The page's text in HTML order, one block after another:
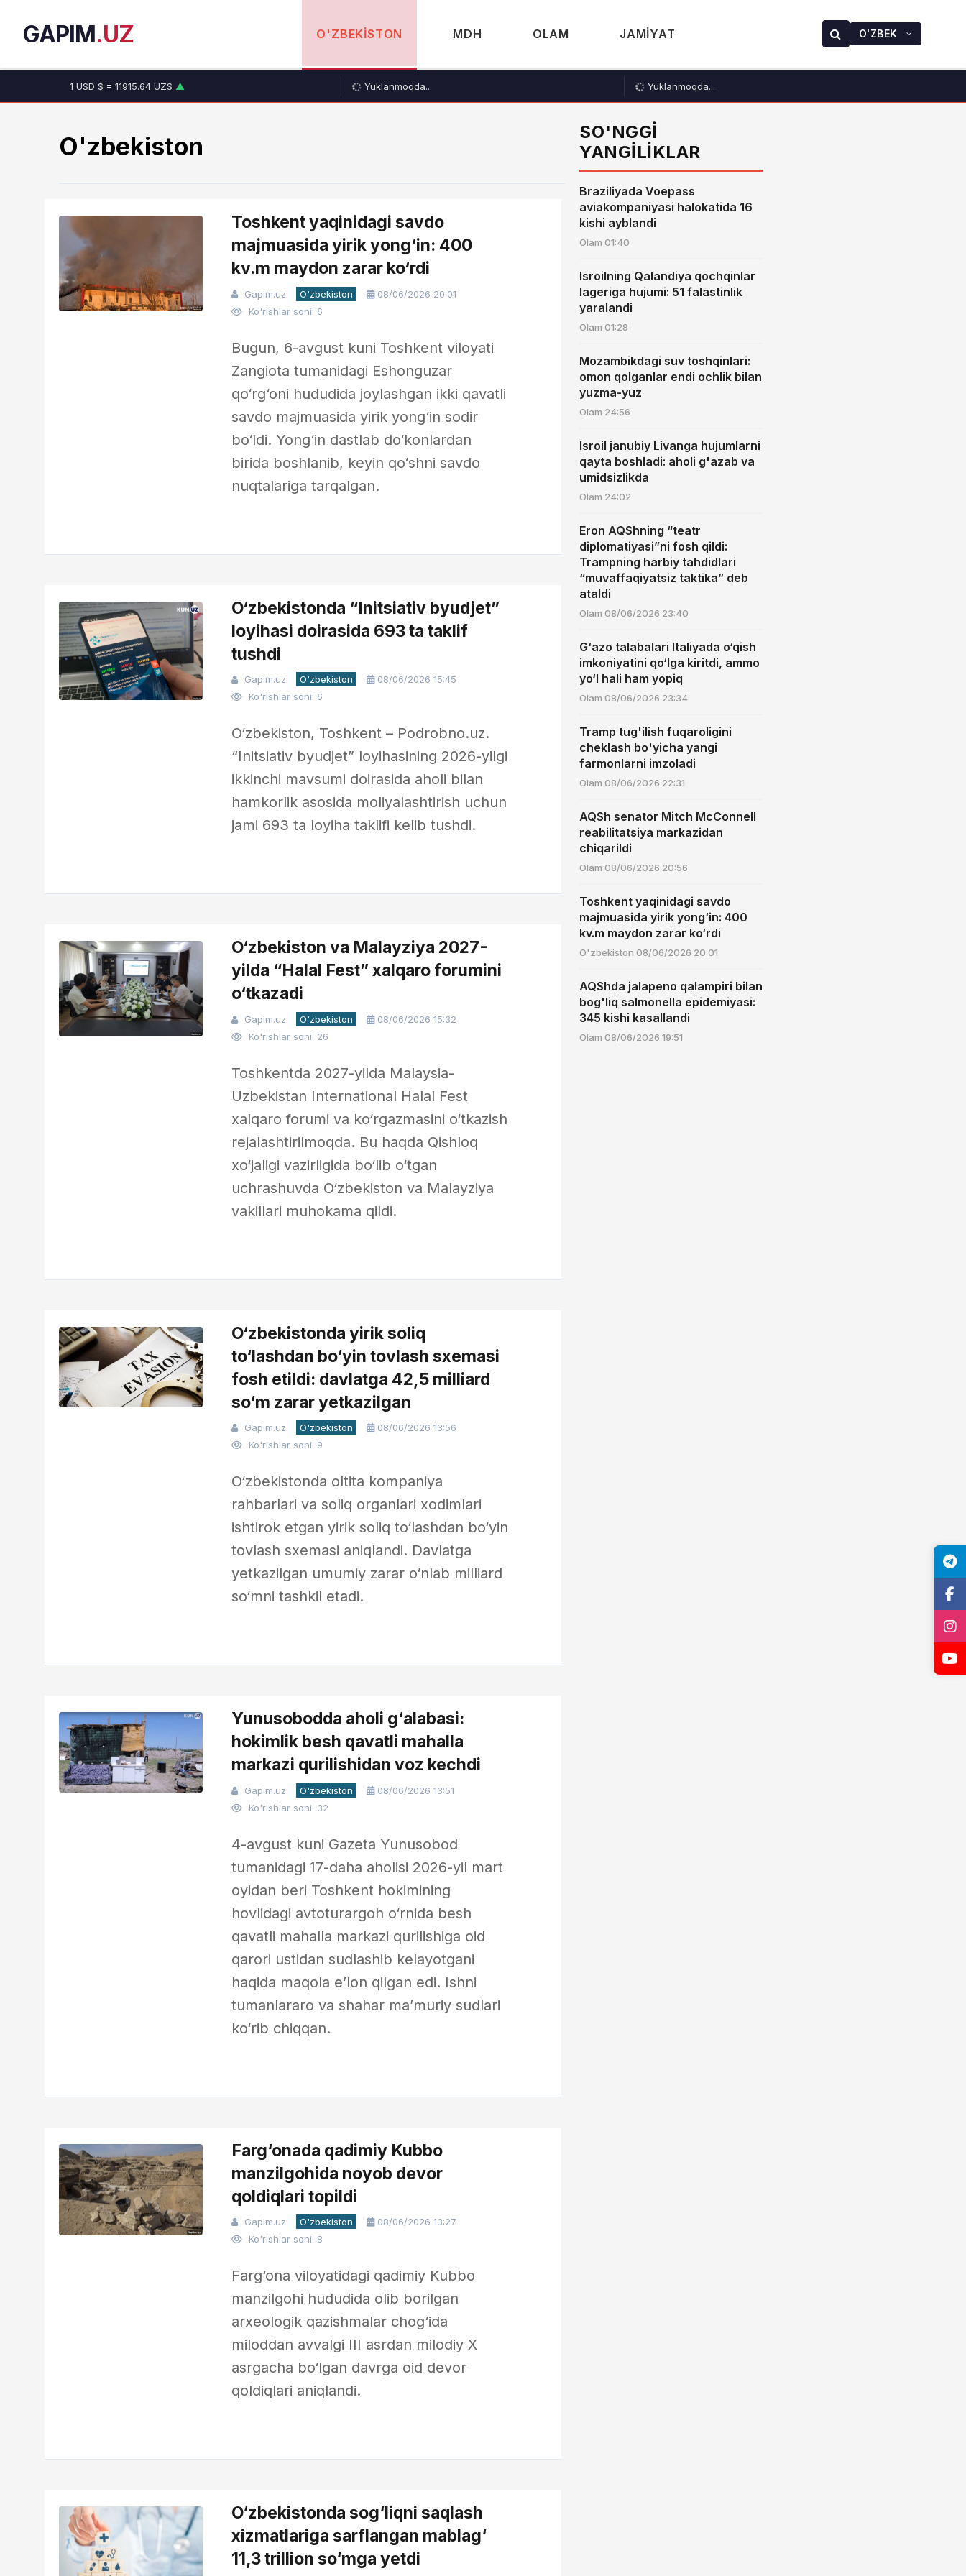
GAPIM.UZ O'ZBEKISTON MDH OLAM JAMIYAT O'ZBEK
1 USD $ = 11915.64 UZS ▲
Yuklanmoqda... Yuklanmoqda...
O'zbekiston
Toshkent yaqinidagi savdo
majmuasida yirik yong‘in: 400
kv.m maydon zarar ko‘rdi
Gapim.uz O'zbekiston
08/06/2026 20:01
Ko'rishlar soni: 6
Bugun, 6-avgust kuni Toshkent viloyati
Zangiota tumanidagi Eshonguzar
qo‘rg‘oni hududida joylashgan ikki qavatli
savdo majmuasida yirik yong‘in sodir
bo‘ldi. Yong‘in dastlab do‘konlardan
birida boshlanib, keyin qo‘shni savdo
nuqtalariga tarqalgan.
O‘zbekistonda “Initsiativ byudjet”
loyihasi doirasida 693 ta taklif
tushdi
Gapim.uz O'zbekiston
08/06/2026 15:45
Ko'rishlar soni: 6
O‘zbekiston, Toshkent – Podrobno.uz.
“Initsiativ byudjet” loyihasining 2026-yilgi
ikkinchi mavsumi doirasida aholi bilan
hamkorlik asosida moliyalashtirish uchun
jami 693 ta loyiha taklifi kelib tushdi.
O‘zbekiston va Malayziya 2027-
yilda “Halal Fest” xalqaro forumini
o‘tkazadi
Gapim.uz O'zbekiston
08/06/2026 15:32
Ko'rishlar soni: 26
Toshkentda 2027-yilda Malaysia-
Uzbekistan International Halal Fest
xalqaro forumi va ko‘rgazmasini o‘tkazish
rejalashtirilmoqda. Bu haqda Qishloq
xo‘jaligi vazirligida bo‘lib o‘tgan
uchrashuvda O‘zbekiston va Malayziya
vakillari muhokama qildi.
O‘zbekistonda yirik soliq
to‘lashdan bo‘yin tovlash sxemasi
fosh etildi: davlatga 42,5 milliard
so‘m zarar yetkazilgan
Gapim.uz O'zbekiston
08/06/2026 13:56
Ko'rishlar soni: 9
O‘zbekistonda oltita kompaniya
rahbarlari va soliq organlari xodimlari
ishtirok etgan yirik soliq to‘lashdan bo‘yin
tovlash sxemasi aniqlandi. Davlatga
yetkazilgan umumiy zarar o‘nlab milliard
so‘mni tashkil etadi.
Yunusobodda aholi g‘alabasi:
hokimlik besh qavatli mahalla
markazi qurilishidan voz kechdi
Gapim.uz O'zbekiston
08/06/2026 13:51
Ko'rishlar soni: 32
4-avgust kuni Gazeta Yunusobod
tumanidagi 17-daha aholisi 2026-yil mart
oyidan beri Toshkent hokimining
hovlidagi avtoturargoh o‘rnida besh
qavatli mahalla markazi qurilishiga oid
qarori ustidan sudlashib kelayotgani
haqida maqola e’lon qilgan edi. Ishni
tumanlararo va shahar ma’muriy sudlari
ko‘rib chiqqan.
Farg‘onada qadimiy Kubbо
manzilgohida noyob devor
qoldiqlari topildi
Gapim.uz O'zbekiston
08/06/2026 13:27
Ko'rishlar soni: 8
Farg‘onа viloyatidagi qadimiy Kubbо
manzilgohi hududida olib borilgan
arxeologik qazishmalar chog‘ida
miloddan avvalgi III asrdan milodiy X
asrgacha bo‘lgan davrga oid devor
qoldiqlari aniqlandi.
O‘zbekistonda sog‘liqni saqlash
xizmatlariga sarflangan mablag‘
11,3 trillion so‘mga yetdi
SO'NGGI
YANGILIKLAR
Braziliyada Voepass
aviakompaniyasi halokatida 16
kishi ayblandi
Olam 01:40
Isroilning Qalandiya qochqinlar
lageriga hujumi: 51 falastinlik
yaralandi
Olam 01:28
Mozambikdagi suv toshqinlari:
omon qolganlar endi ochlik bilan
yuzma-yuz
Olam 24:56
Isroil janubiy Livanga hujumlarni
qayta boshladi: aholi g'azab va
umidsizlikda
Olam 24:02
Eron AQShning “teatr
diplomatiyasi”ni fosh qildi:
Trampning harbiy tahdidlari
“muvaffaqiyatsiz taktika” deb
ataldi
Olam 08/06/2026 23:40
G‘azo talabalari Italiyada o‘qish
imkoniyatini qo‘lga kiritdi, ammo
yo‘l hali ham yopiq
Olam 08/06/2026 23:34
Tramp tug'ilish fuqaroligini
cheklash bo'yicha yangi
farmonlarni imzoladi
Olam 08/06/2026 22:31
AQSh senator Mitch McConnell
reabilitatsiya markazidan
chiqarildi
Olam 08/06/2026 20:56
Toshkent yaqinidagi savdo
majmuasida yirik yong‘in: 400
kv.m maydon zarar ko‘rdi
O'zbekiston 08/06/2026 20:01
AQShda jalapeno qalampiri bilan
bog'liq salmonella epidemiyasi:
345 kishi kasallandi
Olam 08/06/2026 19:51